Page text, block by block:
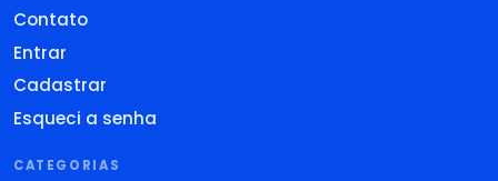
Contato
Entrar
Cadastrar
Esqueci a senha
CATEGORIAS